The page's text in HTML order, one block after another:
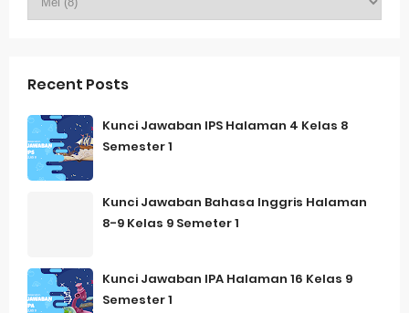
Recent Posts
Kunci Jawaban IPS Halaman 4 Kelas 8
Semester 1
Kunci Jawaban Bahasa Inggris Halaman
8-9 Kelas 9 Semeter 1
Kunci Jawaban IPA Halaman 16 Kelas 9
Semester 1